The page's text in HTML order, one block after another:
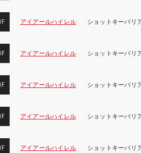
アイアールハイレル ショットキーバリ
アイアールハイレル ショットキーバリ
アイアールハイレル ショットキーバリ
アイアールハイレル ショットキーバリ
アイアールハイレル ショットキーバリ